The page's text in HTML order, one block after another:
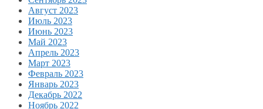
Август 2023
Июль 2023
Июнь 2023
Май 2023
Апрель 2023
Март 2023
Февраль 2023
Январь 2023
Декабрь 2022
Ноябрь 2022